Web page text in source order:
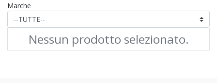
Marche
Nessun prodotto selezionato.